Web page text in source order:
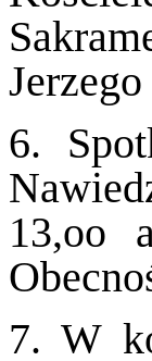
6.
13,oo
7. W